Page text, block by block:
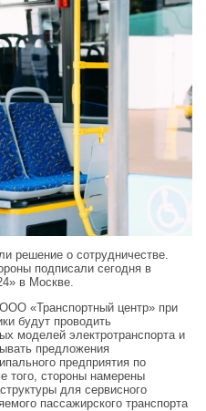
решение о сотрудничестве.
подписали сегодня в
в Москве.
«Транспортный центр» при
будут проводить
моделей электротранспорта и
предложения
предприятия по
того, стороны намерены
для сервисного
пассажирского транспорта